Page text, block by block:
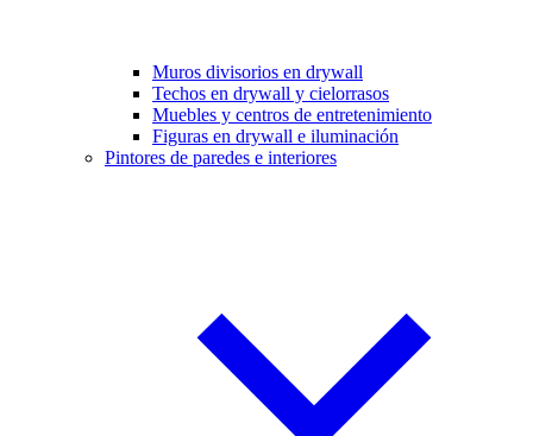
Muros divisorios en drywall
Techos en drywall y cielorrasos
Muebles y centros de entretenimiento
Figuras en drywall e iluminación
Pintores de paredes e interiores